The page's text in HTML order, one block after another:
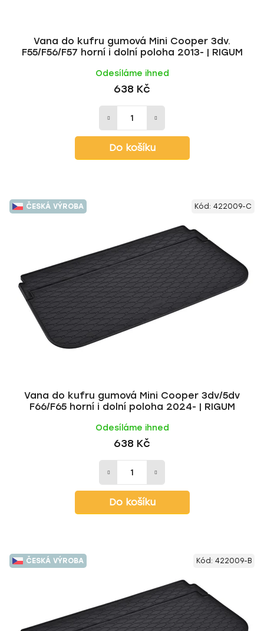
Vana do kufru gumová Mini Cooper 3dv.
F55/F56/F57 horní i dolní poloha 2013- | RIGUM
Odesíláme ihned
638 Kč
Do košíku
ČESKÁ VÝROBA
Vana do kufru gumová Mini Cooper 3dv/5dv
F66/F65 horní i dolní poloha 2024- | RIGUM
Odesíláme ihned
638 Kč
Do košíku
Kód: 422009-C
ČESKÁ VÝROBA Kód: 422009-B